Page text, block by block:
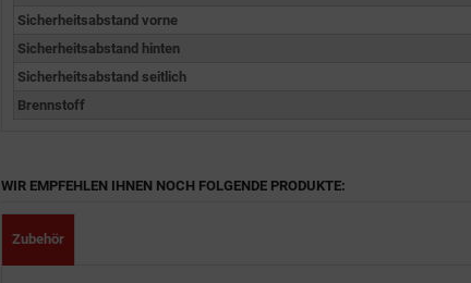
Sicherheitsabstand vorne
Sicherheitsabstand hinten
Sicherheitsabstand seitlich
Brennstoff
WIR EMPFEHLEN IHNEN NOCH FOLGENDE PRODUKTE:
Zubehör